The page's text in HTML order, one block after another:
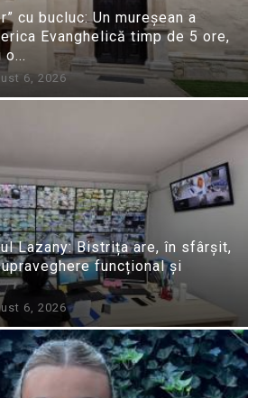
cu bucluc: Un mureșean a
Evanghelică timp de 5 ore,
6, 2026
Lazany: Bistrița are, în sfârșit,
funcțional și
6, 2026